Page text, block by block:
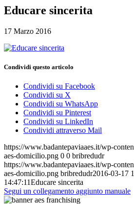
Educare sincerita
17 Marzo 2016
Condividi questo articolo
Condividi su Facebook
Condividi su X
Condividi su WhatsApp
Condividi su Pinterest
Condividi su LinkedIn
Condividi attraverso Mail
https://www.badantepaviaaes.it/wp-
aes-domicilio.png 0 0 bribredudr
https://www.badantepaviaaes.it/wp-
aes-domicilio.png bribredudr2016-03-17
14:47:11Educare sincerita
Segui un collegamento aggiunto manuale